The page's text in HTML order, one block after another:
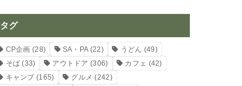
タグ
CP企画 (28) SA・PA(22) うどん (49)
そば (33) アウトドア (306) カフェ (42)
キャンプ(165) グルメ (242)